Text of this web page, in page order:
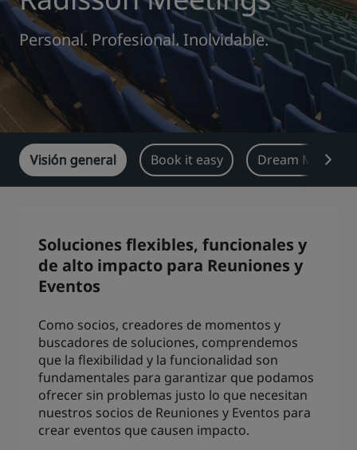
Park Plaza Park Inn by Radisson
Prize by Radisson Country Inn & Suites
Marcas afiliadas en China
J. Jin Jiang
Kunlun Golden Tulip
Hoteles en el centro de la ciudad
Visita nuestro blog
Personal. Profesional. Inolvidable.
Visión general Book it easy Dream Machine
Soluciones flexibles, funcionales y
de alto impacto para Reuniones y
Eventos
Como socios, creadores de momentos y
buscadores de soluciones, comprendemos
que la flexibilidad y la funcionalidad son
fundamentales para garantizar que podamos
ofrecer sin problemas justo lo que necesitan
nuestros socios de Reuniones y Eventos para
crear eventos que causen impacto.